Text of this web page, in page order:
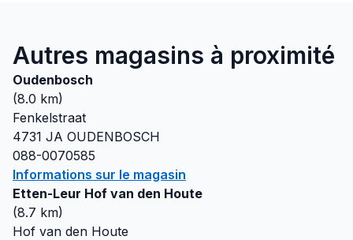
Autres magasins à proximité
Oudenbosch
(8.0 km)
Fenkelstraat
4731 JA OUDENBOSCH
088-0070585
Informations sur le magasin
Etten-Leur Hof van den Houte
(8.7 km)
Hof van den Houte